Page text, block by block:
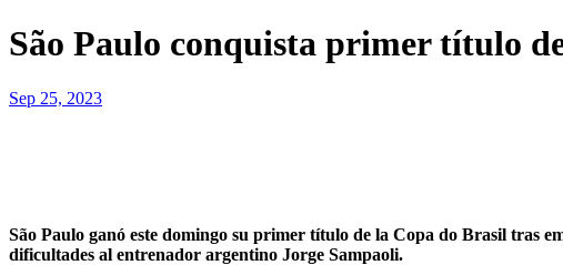
São Paulo conquista primer título
Sep 25, 2023
São Paulo ganó este domingo su primer título de la Copa do Brasil tras empatar 1-1 y superar en el global a Flamengo, que además de la decepción por el resultado adverso, ahora tiene en serias
dificultades al entrenador argentino Jorge Sampaoli.